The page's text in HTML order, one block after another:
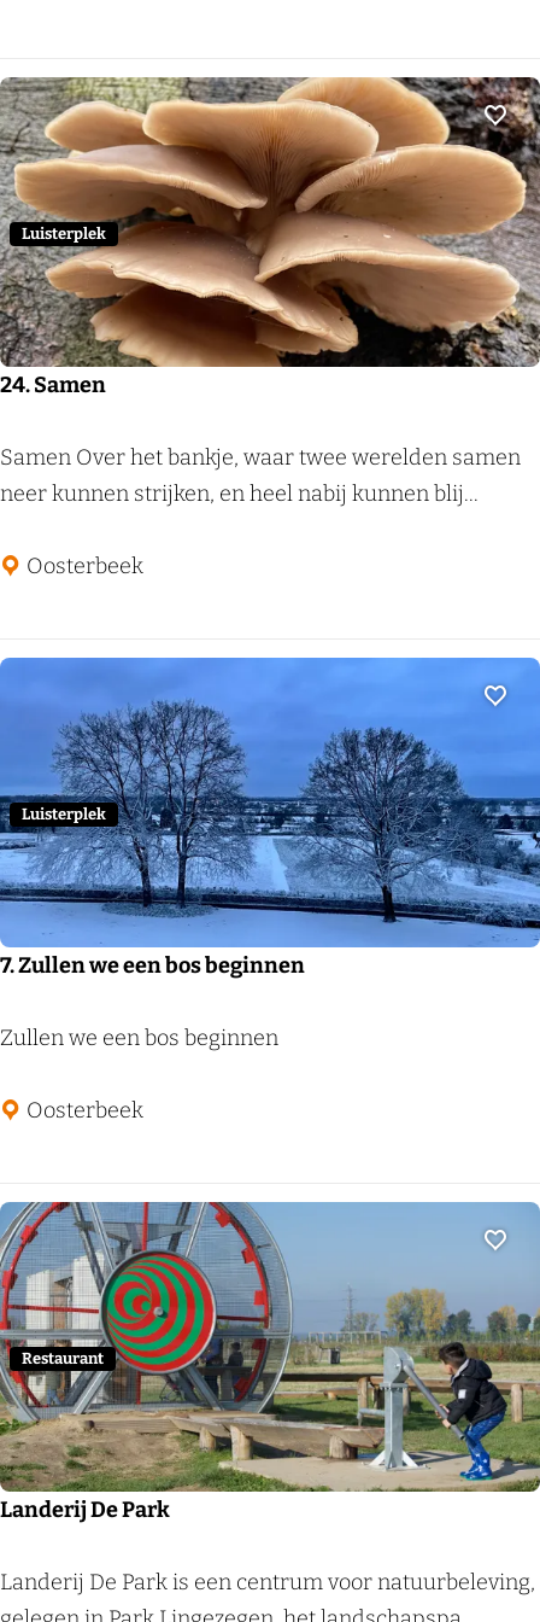
M
o
d
e
z
24. Samen
2
4
S
e
Samen Over het bankje, waar twee werelden samen
neer kunnen strijken, en heel nabij kunnen blij...
Oosterbeek
Luisterplek
7. Zullen we een bos beginnen
7
Z
l
e
n
w
e
e
e
n
b
s
b
Zullen we een bos beginnen
Oosterbeek
Luisterplek
Landerij De Park
L
Landerij De Park is een centrum voor natuurbeleving,
Restaurant